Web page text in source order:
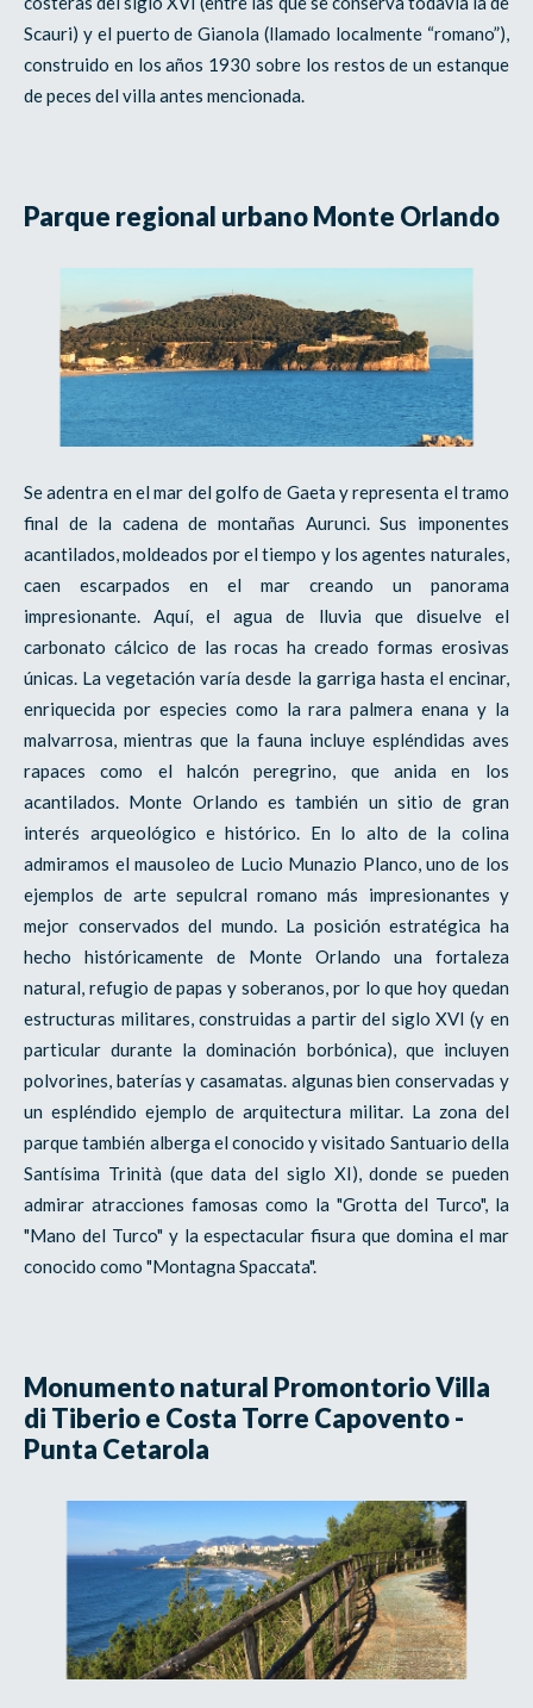
Scauri) y el puerto de Gianola (llamado localmente “romano”),
construido en los años 1930 sobre los restos de un estanque
de peces del villa antes mencionada.
Parque regional urbano Monte Orlando
Se adentra en el mar del golfo de Gaeta y representa el tramo
final de la cadena de montañas Aurunci. Sus imponentes
acantilados, moldeados por el tiempo y los agentes naturales,
caen escarpados en el mar creando un panorama
impresionante. Aquí, el agua de lluvia que disuelve el
carbonato cálcico de las rocas ha creado formas erosivas
únicas. La vegetación varía desde la garriga hasta el encinar,
enriquecida por especies como la rara palmera enana y la
malvarrosa, mientras que la fauna incluye espléndidas aves
rapaces como el halcón peregrino, que anida en los
acantilados. Monte Orlando es también un sitio de gran
interés arqueológico e histórico. En lo alto de la colina
admiramos el mausoleo de Lucio Munazio Planco, uno de los
ejemplos de arte sepulcral romano más impresionantes y
mejor conservados del mundo. La posición estratégica ha
hecho históricamente de Monte Orlando una fortaleza
natural, refugio de papas y soberanos, por lo que hoy quedan
estructuras militares, construidas a partir del siglo XVI (y en
particular durante la dominación borbónica), que incluyen
polvorines, baterías y casamatas. algunas bien conservadas y
un espléndido ejemplo de arquitectura militar. La zona del
parque también alberga el conocido y visitado Santuario della
Santísima Trinità (que data del siglo XI), donde se pueden
admirar atracciones famosas como la "Grotta del Turco", la
"Mano del Turco" y la espectacular fisura que domina el mar
conocido como "Montagna Spaccata".
Monumento natural Promontorio Villa
di Tiberio e Costa Torre Capovento -
Punta Cetarola